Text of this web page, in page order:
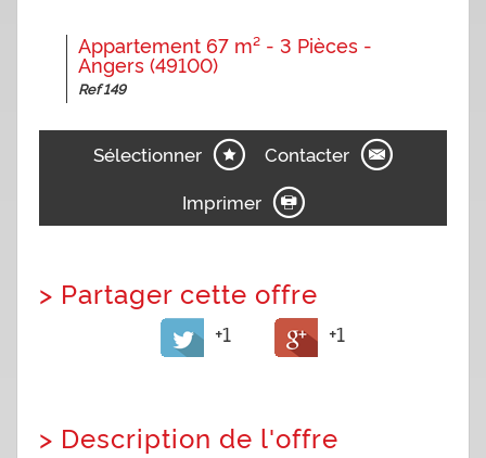
Appartement 67 m² - 3 Pièces -
Angers (49100)
Ref 149
Sélectionner
Contacter
Imprimer
> Partager cette offre
+1 +1
> Description de l'offre